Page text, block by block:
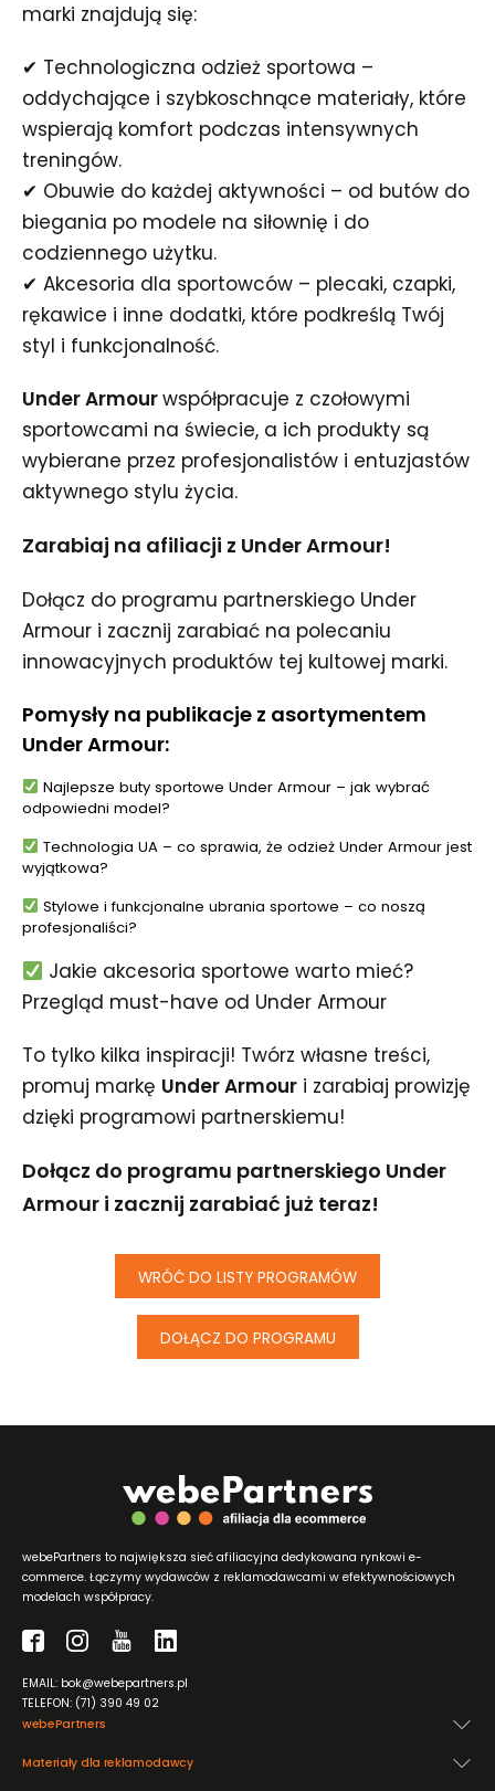
marki znajdują się:
✔ Technologiczna odzież sportowa –
oddychające i szybkoschnące materiały, które
wspierają komfort podczas intensywnych
treningów.
✔ Obuwie do każdej aktywności – od butów do
biegania po modele na siłownię i do
codziennego użytku.
✔ Akcesoria dla sportowców – plecaki, czapki,
rękawice i inne dodatki, które podkreślą Twój
styl i funkcjonalność.
Under Armourwspółpracuje z czołowymi
sportowcami na świecie, a ich produkty są
wybierane przez profesjonalistów i entuzjastów
aktywnego stylu życia.
Zarabiaj na afiliacji z Under Armour!
Dołącz do programu partnerskiego Under
Armour i zacznij zarabiać na polecaniu
innowacyjnych produktów tej kultowej marki.
Pomysły na publikacje z asortymentem
Under Armour:
Najlepsze buty sportowe Under Armour – jak wybrać
odpowiedni model?
Technologia UA – co sprawia, że odzież Under Armour jest
wyjątkowa?
Stylowe i funkcjonalne ubrania sportowe – co noszą
profesjonaliści?
Jakie akcesoria sportowe warto mieć?
Przegląd must-have od Under Armour
To tylko kilka inspiracji! Twórz własne treści,
promuj markę Under Armour i zarabiaj prowizję
dzięki programowi partnerskiemu!
Dołącz do programu partnerskiego Under
Armour i zacznij zarabiać już teraz!
WRÓĆ DO LISTY PROGRAMÓW
DOŁĄCZ DO PROGRAMU
webePartners
Materiały dla reklamodawcy
webePartners to największa sieć afiliacyjna dedykowana rynkowi e-
commerce. Łączymy wydawców z reklamodawcami w efektywnościowych
modelach współpracy.
EMAIL: bok@webepartners.pl
TELEFON: (71) 390 49 02